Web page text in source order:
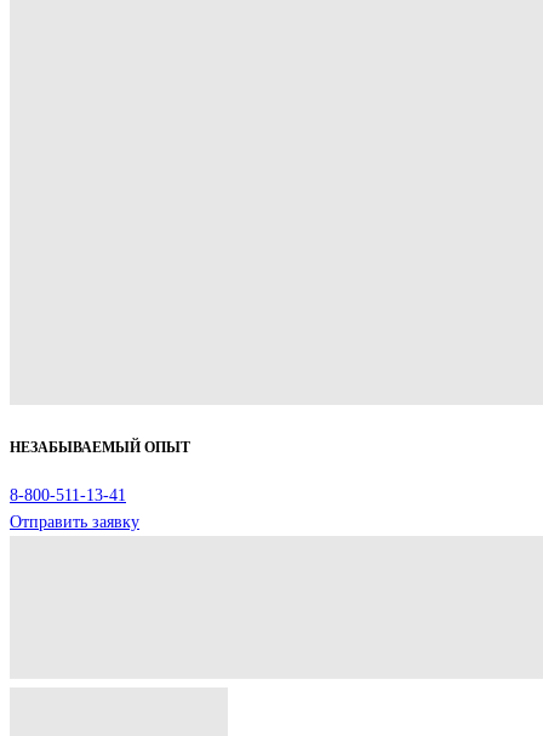
НЕЗАБЫВАЕМЫЙ ОПЫТ
8-800-511-13-41
Отправить заявку